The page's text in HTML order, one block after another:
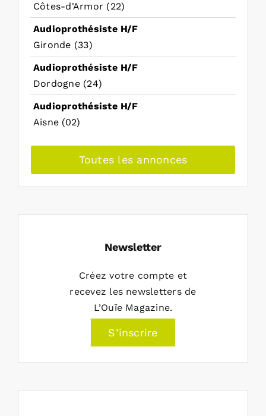
Côtes-d'Armor (22)
Audioprothésiste H/F
Gironde (33)
Audioprothésiste H/F
Dordogne (24)
Audioprothésiste H/F
Aisne (02)
Toutes les annonces
Newsletter
Créez votre compte et
recevez les newsletters de
L’Ouïe Magazine.
S’inscrire